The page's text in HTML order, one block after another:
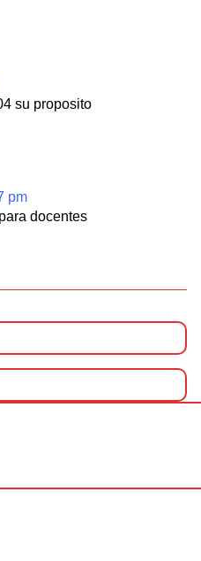
su proposito
pm
docentes